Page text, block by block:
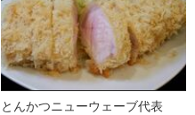
とんかつニューウェーブ代表